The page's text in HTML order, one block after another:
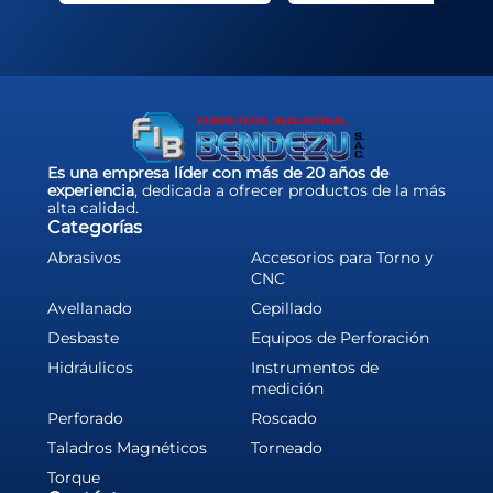
Es una empresa líder con más de 20 años de
experiencia, dedicada a ofrecer productos de la más
alta calidad.
Categorías
Abrasivos
Accesorios para Torno y
CNC
Avellanado
Cepillado
Desbaste
Equipos de Perforación
Hidráulicos
Instrumentos de
medición
Perforado
Roscado
Taladros Magnéticos
Torneado
Torque